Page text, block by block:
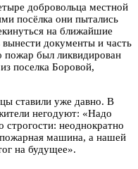
добровольца местной
посёлка они пытались
на ближайшие
документы и часть
пожар был ликвидирован
поселка Боровой,
ставили уже давно. В
негодуют: «Надо
строгости: неоднократно
машина, а нашей
на будущее».